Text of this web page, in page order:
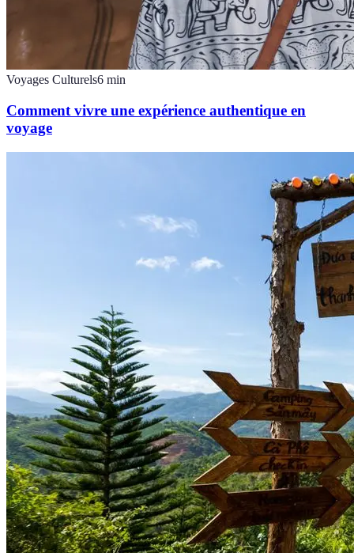
Voyages Culturels6 min
Comment vivre une expérience authentique en
voyage